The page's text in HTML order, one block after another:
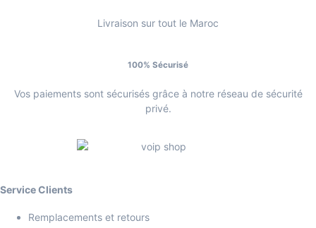
Livraison sur tout le Maroc
100% Sécurisé
Vos paiements sont sécurisés grâce à notre réseau de sécurité
privé.
Service Clients
Remplacements et retours